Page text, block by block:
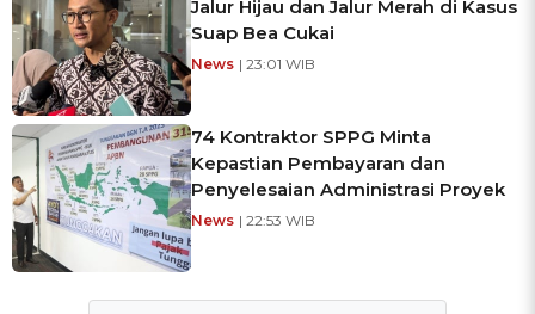
Jalur Hijau dan Jalur Merah di Kasus
Suap Bea Cukai
News | 23:01 WIB
74 Kontraktor SPPG Minta
Kepastian Pembayaran dan
Penyelesaian Administrasi Proyek
News | 22:53 WIB